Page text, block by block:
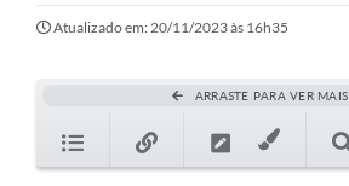
Atualizado em: 20/11/2023 às 16h35
ARRASTE PARA VER MAIS